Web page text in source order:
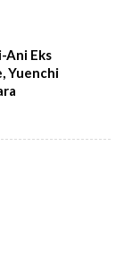
Ani Eks
Yuenchi